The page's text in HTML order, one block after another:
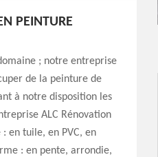
PEINTURE
; notre entreprise
de la peinture de
à notre disposition les
ALC Rénovation
en tuile, en PVC, en
: en pente, arrondie,